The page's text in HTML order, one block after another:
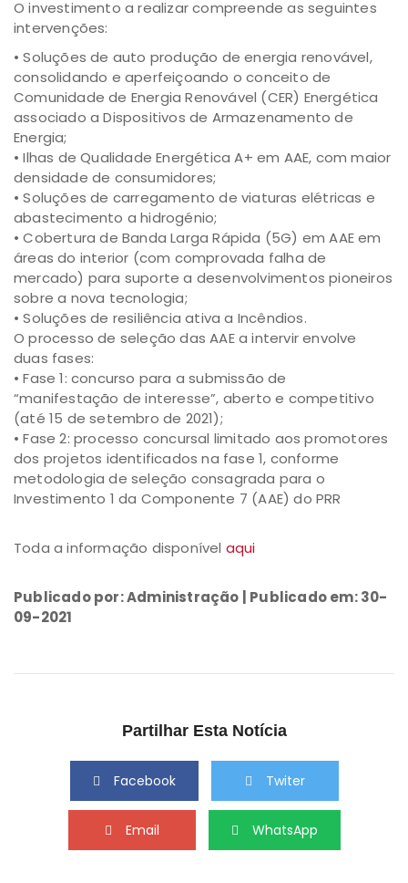
O investimento a realizar compreende as seguintes
intervenções:
• Soluções de auto produção de energia renovável,
consolidando e aperfeiçoando o conceito de
Comunidade de Energia Renovável (CER) Energética
associado a Dispositivos de Armazenamento de
Energia;
• Ilhas de Qualidade Energética A+ em AAE, com maior
densidade de consumidores;
• Soluções de carregamento de viaturas elétricas e
abastecimento a hidrogénio;
• Cobertura de Banda Larga Rápida (5G) em AAE em
áreas do interior (com comprovada falha de
mercado) para suporte a desenvolvimentos pioneiros
sobre a nova tecnologia;
• Soluções de resiliência ativa a Incêndios.
O processo de seleção das AAE a intervir envolve
duas fases:
• Fase 1: concurso para a submissão de
“manifestação de interesse”, aberto e competitivo
(até 15 de setembro de 2021);
• Fase 2: processo concursal limitado aos promotores
dos projetos identificados na fase 1, conforme
metodologia de seleção consagrada para o
Investimento 1 da Componente 7 (AAE) do PRR
Toda a informação disponível aqui
Publicado por: Administração | Publicado em: 30-
09-2021
Partilhar Esta Notícia
Facebook Twiter
Email WhatsApp